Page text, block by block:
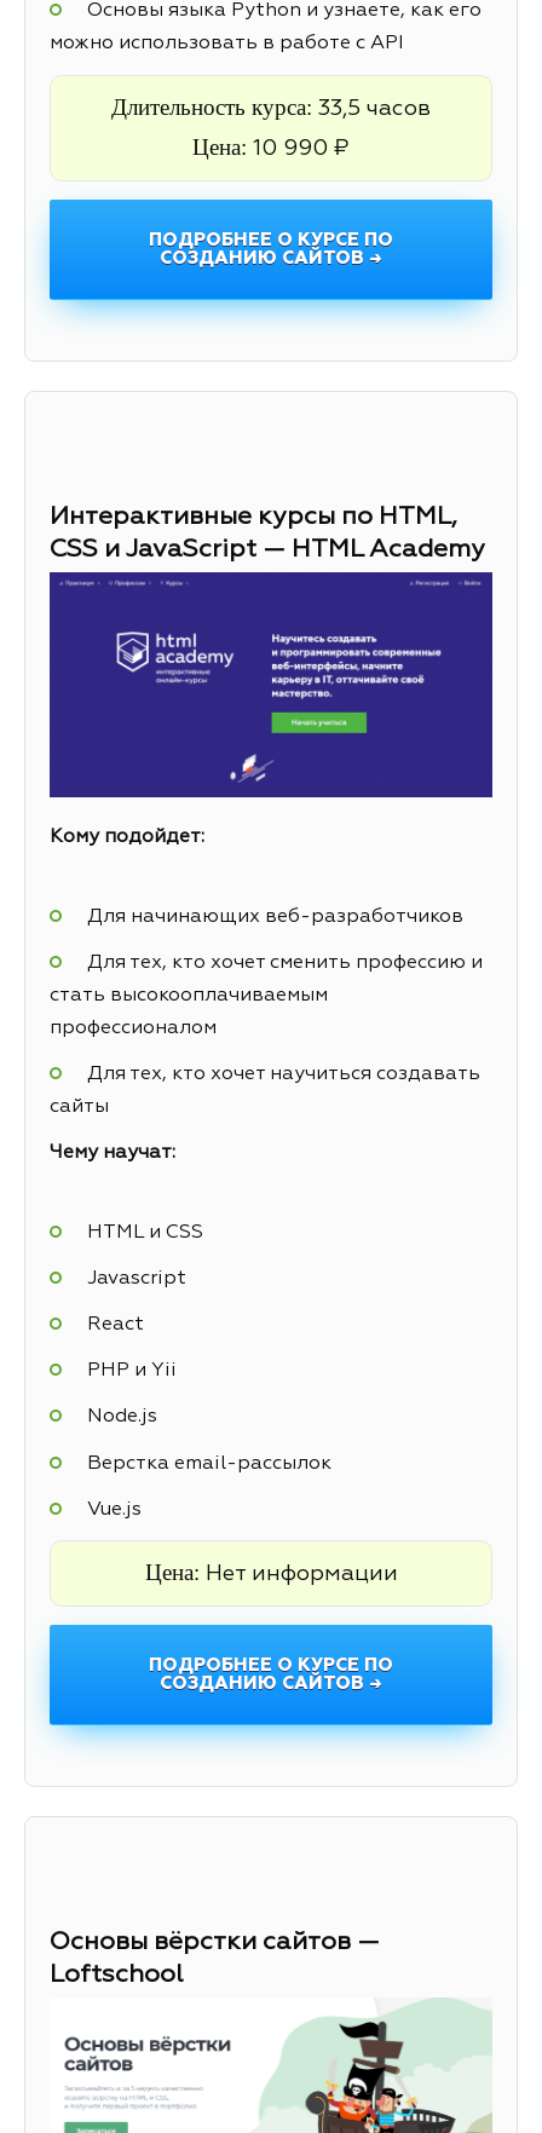
Основы языка Python и узнаете, как его
можно использовать в работе с API
Длительность курса: 33,5 часов
Цена: 10 990 ₽
ПОДРОБНЕЕ О КУРСЕ ПО
СОЗДАНИЮ САЙТОВ →
Интерактивные курсы по HTML,
CSS и JavaScript — HTML Academy
Кому подойдет:
Для начинающих веб-разработчиков
Для тех, кто хочет сменить профессию и
стать высокооплачиваемым
профессионалом
Для тех, кто хочет научиться создавать
сайты
Чему научат:
HTML и CSS
Javascript
React
PHP и Yii
Node.js
Верстка email-рассылок
Vue.js
Цена: Нет информации
ПОДРОБНЕЕ О КУРСЕ ПО
СОЗДАНИЮ САЙТОВ →
Основы вёрстки сайтов —
Loftschool